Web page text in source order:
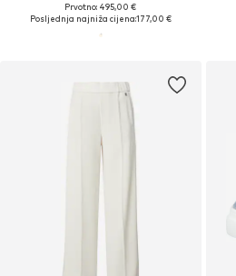
Prvotno: 495,00 €
Posljednja najniža cijena:177,00 €